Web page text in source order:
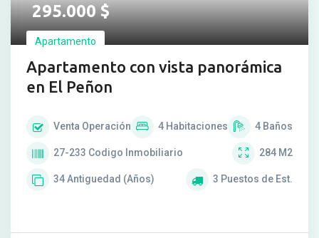
295.000$
Apartamento
Apartamento con vista panorámica
en El Peñon
Venta Operación 4 Habitaciones 4 Baños
27-233 Codigo Inmobiliario 284 M2
34Antiguedad (Años) 3 Puestos de Est.